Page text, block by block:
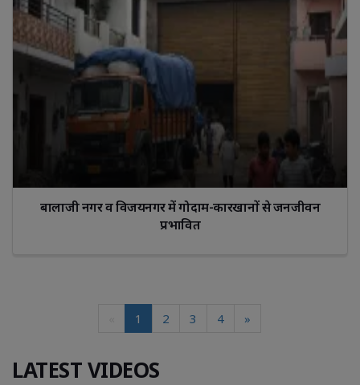
बालाजी नगर व विजयनगर में गोदाम-कारखानों से जनजीवन
प्रभावित
1 2 3 4 »
LATEST VIDEOS